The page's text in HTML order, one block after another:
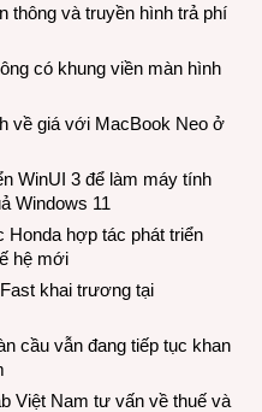
thông và truyền hình trả phí
có khung viền màn hình
về giá với MacBook Neo ở
WinUI 3 để làm máy tính
Windows 11
Honda hợp tác phát triển
hệ mới
khai trương tại
cầu vẫn đang tiếp tục khan
Việt Nam tư vấn về thuế và